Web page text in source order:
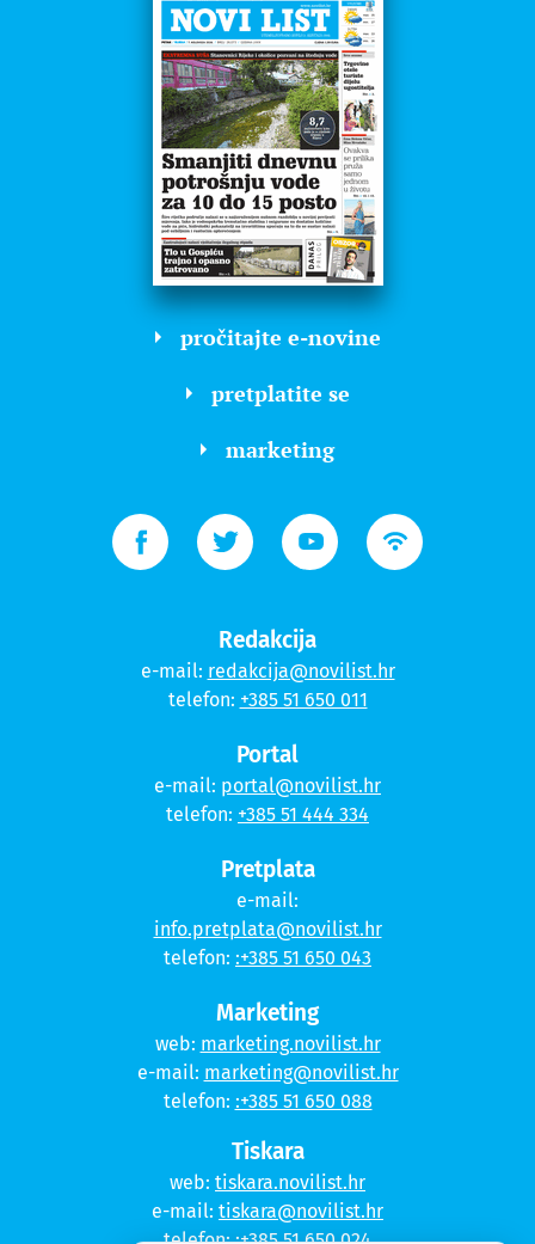
pročitajte e-novine
pretplatite se
marketing
Redakcija
e-mail: redakcija@novilist.hr
telefon: +385 51 650 011
Portal
e-mail: portal@novilist.hr
telefon: +385 51 444 334
Pretplata
e-mail:
info.pretplata@novilist.hr
telefon: :+385 51 650 043
Marketing
web: marketing.novilist.hr
e-mail: marketing@novilist.hr
telefon: :+385 51 650 088
Tiskara
web: tiskara.novilist.hr
e-mail: tiskara@novilist.hr